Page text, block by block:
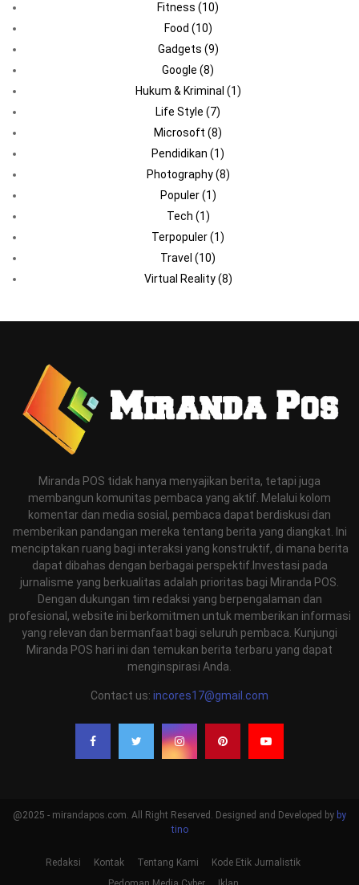
Fitness (10)
Food (10)
Gadgets (9)
Google (8)
Hukum & Kriminal (1)
Life Style (7)
Microsoft (8)
Pendidikan (1)
Photography(8)
Populer(1)
Tech (1)
Terpopuler(1)
Travel (10)
Virtual Reality(8)
Miranda POS tidak hanya menyajikan berita, tetapi juga
membangun komunitas pembaca yang aktif. Melalui kolom
komentar dan media sosial, pembaca dapat berdiskusi dan
memberikan pandangan mereka tentang berita yang diangkat. Ini
menciptakan ruang bagi interaksi yang konstruktif, di mana berita
dapat dibahas dengan berbagai perspektif.Investasi pada
jurnalisme yang berkualitas adalah prioritas bagi Miranda POS.
Dengan dukungan tim redaksi yang berpengalaman dan
profesional, website ini berkomitmen untuk memberikan informasi
yang relevan dan bermanfaat bagi seluruh pembaca. Kunjungi
Miranda POS hari ini dan temukan berita terbaru yang dapat
menginspirasi Anda.
Contact us: incores17@gmail.com
@2025 - mirandapos.com. All Right Reserved. Designed and Developed by by
tino
Redaksi Kontak Tentang Kami
Kode Etik Jurnalistik